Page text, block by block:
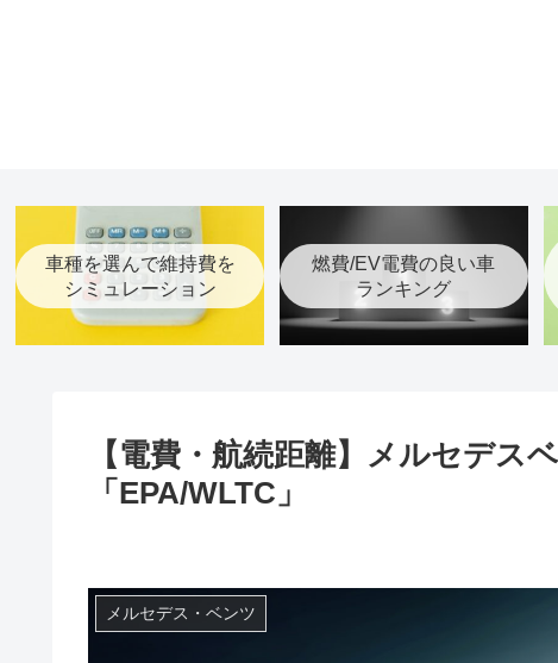
車種を選んで維持費を
シミュレーション
燃費/EV電費の良い車
ランキング
【電費・航続距離】メルセデス
「EPA/WLTC」
メルセデス・ベンツ